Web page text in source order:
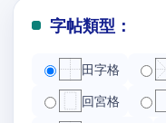
字帖類型：
田字格
回宮格